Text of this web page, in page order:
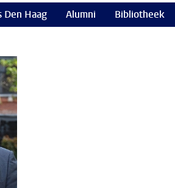
Den Haag Alumni Bibliotheek